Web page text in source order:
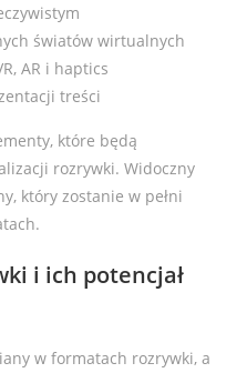
światów wirtualnych
AR i haptics
treści
które będą
rozrywki. Widoczny
który zostanie w pełni
i ich potencjał
w formatach rozrywki, a